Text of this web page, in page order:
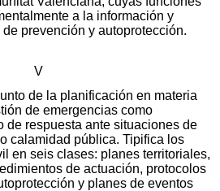
a la información y
prevención y autoprotección.
V
de la planificación en materia
de emergencias como
de respuesta ante situaciones de
calamidad pública. Tipifica los
en seis clases: planes territoriales,
de actuación, protocolos
y planes de eventos